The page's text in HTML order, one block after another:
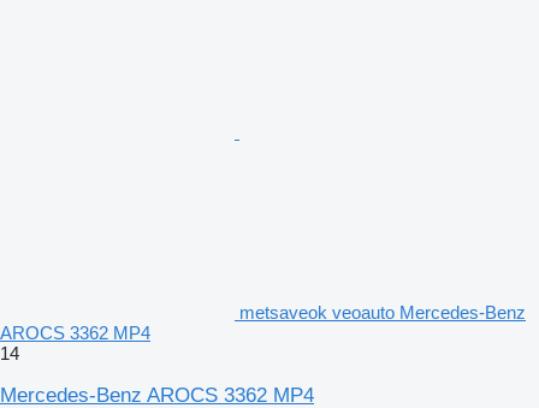
metsaveok veoauto Mercedes-Benz
AROCS 3362 MP4
14
Mercedes-Benz AROCS 3362 MP4